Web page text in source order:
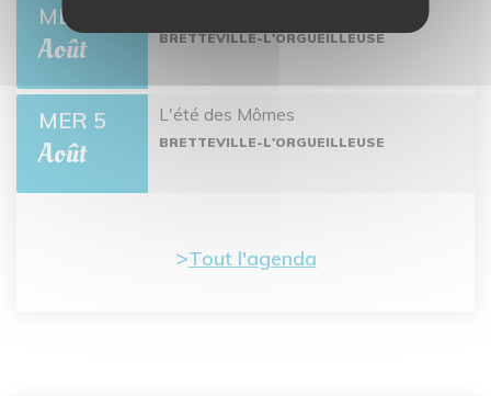
MER 26
Août BRETTEVILLE-L'ORGUEILLEUSE
MER 5
Août
L'été des Mômes
BRETTEVILLE-L'ORGUEILLEUSE
Tout l'agenda